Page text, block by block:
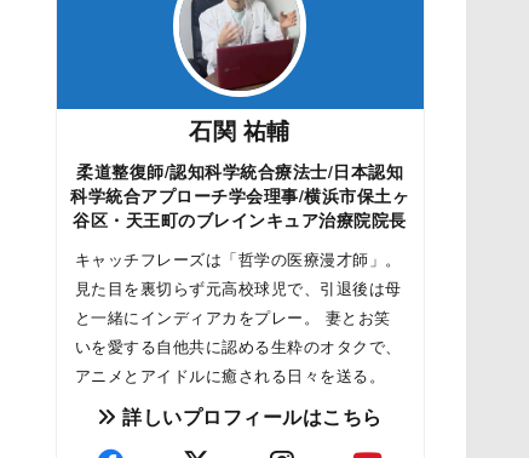
石関 祐輔
柔道整復師/認知科学統合療法士/日本認知
科学統合アプローチ学会理事/横浜市保土ヶ
谷区・天王町のブレインキュア治療院院長
キャッチフレーズは「哲学の医療漫才師」。
見た目を裏切らず元高校球児で、引退後は母
と一緒にインディアカをプレー。 妻とお笑
いを愛する自他共に認める生粋のオタクで、
アニメとアイドルに癒される日々を送る。
詳しいプロフィールはこちら